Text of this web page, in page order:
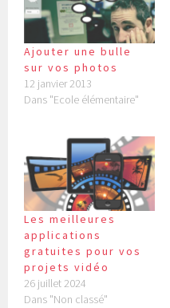
Ajouter une bulle
sur vos photos
12 janvier 2013
Dans "Ecole élémentaire"
Les meilleures
applications
gratuites pour vos
projets vidéo
26 juillet 2024
Dans "Non classé"